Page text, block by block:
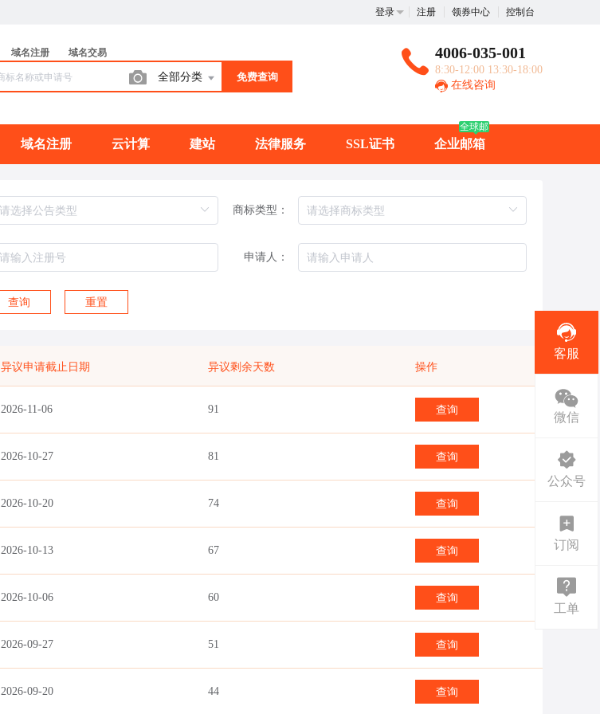
登录 注册 领券中心 控制台
域名注册 域名交易
全部分类 免费查询
4006-035-001
8:30-12:00 13:30-18:00
在线咨询
域名注册 云计算 建站 法律服务 SSL证书 企业邮箱
全球邮
商标类型：
申请人：
查询 重置
异议申请截止日期 异议剩余天数 操作
2026-11-06 91 查询
2026-10-27 81 查询
2026-10-20 74 查询
2026-10-13 67 查询
2026-10-06 60 查询
2026-09-27 51 查询
2026-09-20 44 查询
客服
微信
公众号
订阅
工单